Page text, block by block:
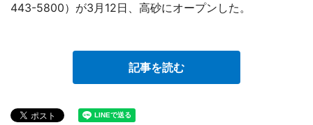
443-5800）が3月12日、高砂にオープンした。
記事を読む